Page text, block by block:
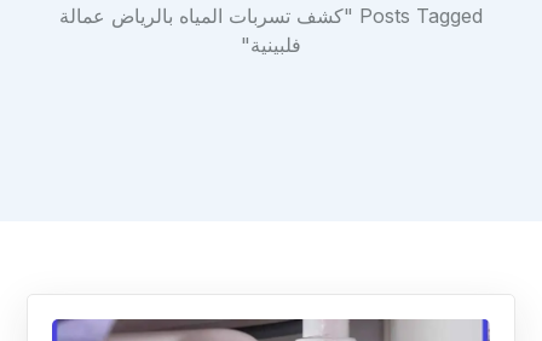
Posts Tagged "كشف تسربات المياه بالرياض عمالة
فلبينية"